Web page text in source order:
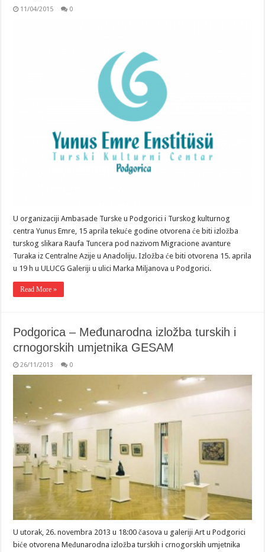
11/04/2015 0
U organizaciji Ambasade Turske u Podgorici i Turskog kulturnog
centra Yunus Emre, 15 aprila tekuće godine otvorena će biti izložba
turskog slikara Raufa Tuncera pod nazivom Migracione avanture
Turaka iz Centralne Azije u Anadoliju. Izložba će biti otvorena 15. aprila
u 19 h u ULUCG Galeriji u ulici Marka Miljanova u Podgorici.
Read More »
Podgorica – Međunarodna izložba turskih i
crnogorskih umjetnika GESAM
26/11/2013 0
U utorak, 26. novembra 2013 u 18:00 časova u galeriji Art u Podgorici
biće otvorena Međunarodna izložba turskih i crnogorskih umjetnika